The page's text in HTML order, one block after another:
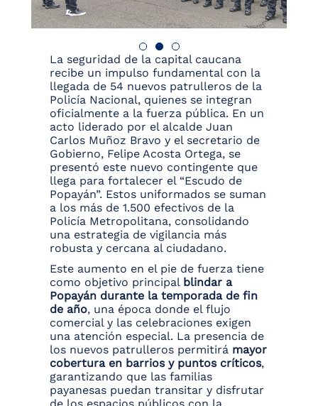
La seguridad de la capital caucana
recibe un impulso fundamental con la
llegada de 54 nuevos patrulleros de la
Policía Nacional, quienes se integran
oficialmente a la fuerza pública. En un
acto liderado por el alcalde Juan
Carlos Muñoz Bravo y el secretario de
Gobierno, Felipe Acosta Ortega, se
presentó este nuevo contingente que
llega para fortalecer el “Escudo de
Popayán”. Estos uniformados se suman
a los más de 1.500 efectivos de la
Policía Metropolitana, consolidando
una estrategia de vigilancia más
robusta y cercana al ciudadano.
Este aumento en el pie de fuerza tiene
como objetivo principal blindar a
Popayán durante la temporada de fin
de año, una época donde el flujo
comercial y las celebraciones exigen
una atención especial. La presencia de
los nuevos patrulleros permitirá mayor
cobertura en barrios y puntos críticos,
garantizando que las familias
payanesas puedan transitar y disfrutar